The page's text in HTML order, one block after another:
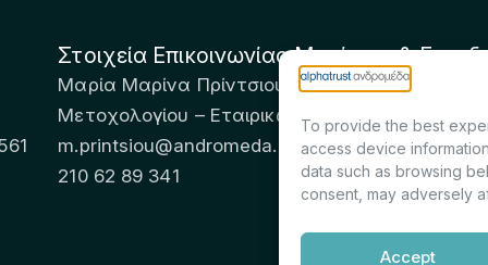
To provide the best
access device
data such as browsing
consent, may adversely
Accept
Στοιχεία Επικοινωνίας Μετόχων &
Μαρία Μαρίνα Πρίντσιου – Corporate
Μετοχολογίου – Εταιρικών Ανακοινώσεων
m.printsiou@andromeda.eu
210 62 89 341